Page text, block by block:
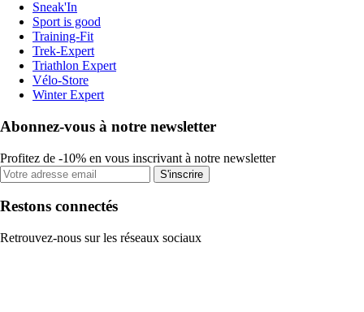
Sneak'In
Sport is good
Training-Fit
Trek-Expert
Triathlon Expert
Vélo-Store
Winter Expert
Abonnez-vous à notre newsletter
Profitez de -10% en vous inscrivant à notre newsletter
S'inscrire
Restons connectés
Retrouvez-nous sur les réseaux sociaux